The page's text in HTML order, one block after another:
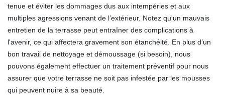
tenue et éviter les dommages dus aux intempéries et aux
multiples agressions venant de l’extérieur. Notez qu'un mauvais
entretien de la terrasse peut entraîner des complications à
l'avenir, ce qui affectera gravement son étanchéité. En plus d’un
bon travail de nettoyage et démoussage (si besoin), nous
pouvons également effectuer un traitement préventif pour nous
assurer que votre terrasse ne soit pas infestée par les mousses
qui peuvent nuire à sa beauté.